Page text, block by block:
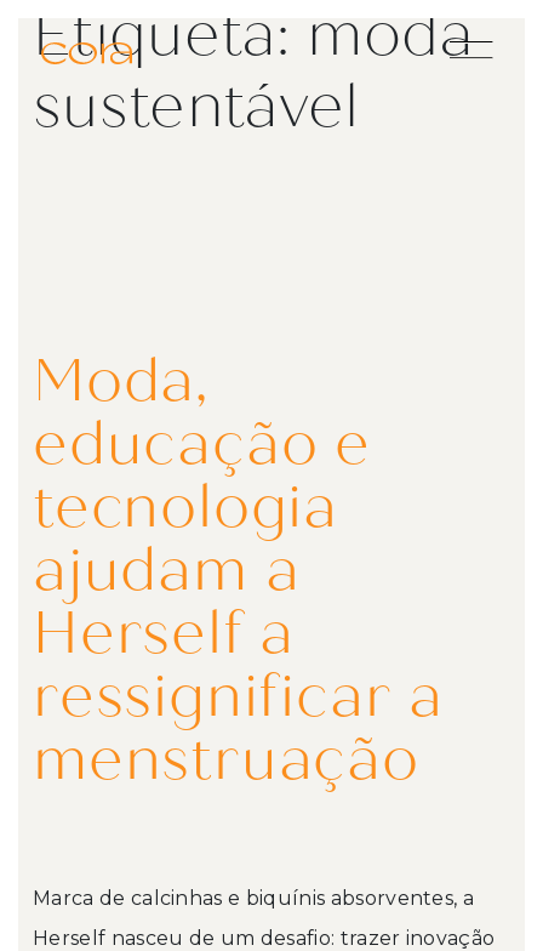
Main Navigation
Etiqueta: moda
sustentável
Moda,
educação e
tecnologia
ajudam a
Herself a
ressignificar a
menstruação
Marca de calcinhas e biquínis absorventes, a
Herself nasceu de um desafio: trazer inovação